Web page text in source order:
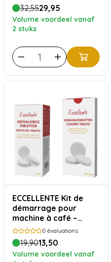
32,5529,95
Volume voordeel vanaf
2 stuks
ECCELLENTE Kit de
démarrage pour
machine à café –
Pastilles détartrantes
(6) + Pastilles
nettoyantes (10)
0 évaluations
19,9013,50
Volume voordeel vanaf